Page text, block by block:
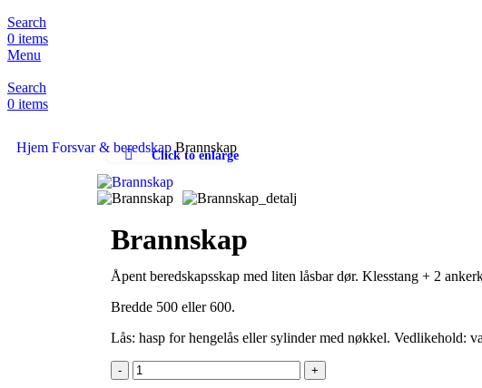
Search
0 items
Menu
Search
0 items
Hjem Forsvar & beredskapBrannskap
Click to enlarge
Brannskap
Åpent beredskapsskap med liten låsbar dør. Klesstang + 2
Bredde 500 eller 600.
Lås: hasp for hengelås eller sylinder med nøkkel. Vedlikehold: